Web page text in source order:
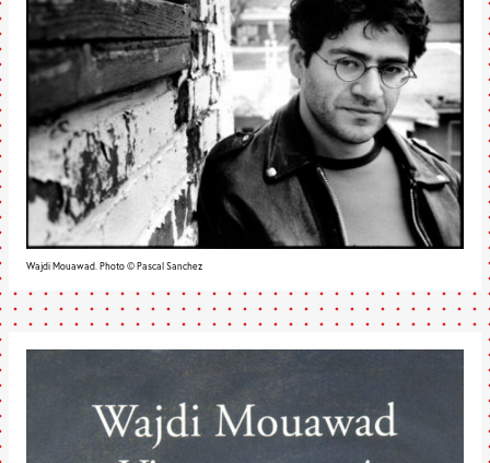
Wajdi Mouawad. Photo © Pascal Sanchez